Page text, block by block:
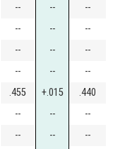
-- -- --
-- -- --
-- -- --
-- -- --
.455 +.015 .440
-- -- --
-- -- --